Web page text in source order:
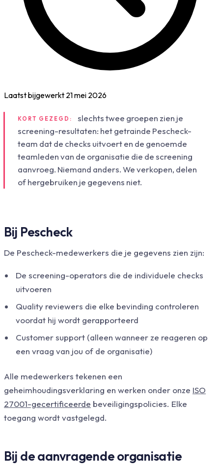
Laatst bijgewerkt 21 mei 2026
KORT GEZEGD:
slechts twee groepen zien je
screening-resultaten: het getrainde Pescheck-
team dat de checks uitvoert en de genoemde
teamleden van de organisatie die de screening
aanvroeg. Niemand anders. We verkopen, delen
of hergebruiken je gegevens niet.
Bij Pescheck
De Pescheck-medewerkers die je gegevens zien zijn:
De screening-operators die de individuele checks
uitvoeren
Quality reviewers die elke bevinding controleren
voordat hij wordt gerapporteerd
Customer support (alleen wanneer ze reageren op
een vraag van jou of de organisatie)
Alle medewerkers tekenen een
geheimhoudingsverklaring en werken onder onze ISO
27001-gecertificeerde beveiligingspolicies. Elke
toegang wordt vastgelegd.
Bij de aanvragende organisatie